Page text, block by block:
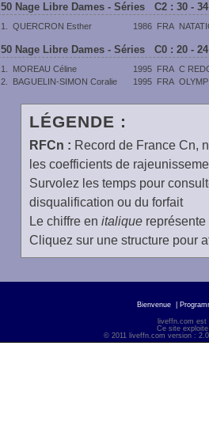
50 Nage Libre Dames - Séries C2 : 30 -
1. QUERCRON Esther 1986 FRA
50 Nage Libre Dames - Séries C0 : 20 -
1. MOREAU Céline 1995 FRA C
2.
BAGUELIN-SIMON Coralie 1995 FRA
LÉGENDE :
RFCn : Record de France Cn,
les coefficients de
Survolez les temps pour
disqualification ou du forfait
Le chiffre en italiquereprésente
Cliquez sur une structure pour
Bienvenue
liveffn.com est
Ce site
© 2011 liveffn.com version :